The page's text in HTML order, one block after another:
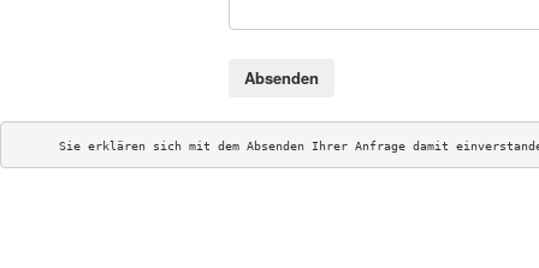
Absenden
Sie erklären sich mit dem Absenden Ihrer Anfrage damit